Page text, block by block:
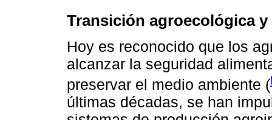
Transición agroecológica
Hoy es reconocido que los
alcanzar la seguridad
preservar el medio ambiente (
últimas décadas, se han